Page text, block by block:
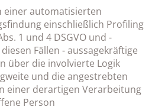
einer automatisierten
einschließlich Profiling
1 und 4 DSGVO und -
Fällen - aussagekräftige
über die involvierte Logik
und die angestrebten
einer derartigen Verarbeitung
Person